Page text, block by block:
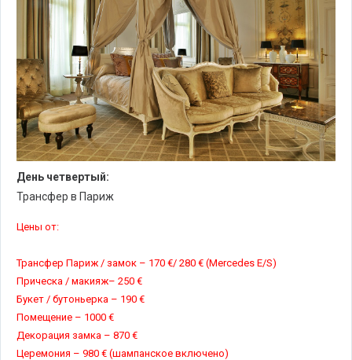
День четвертый:
Трансфер в Париж
Цены от:
Трансфер Париж / замок – 170 €/ 280 € (Mercedes E/S)
Прическа / макияж– 250 €
Букет / бутоньерка – 190 €
Помещение – 1000 €
Декорация замка – 870 €
Церемония – 980 € (шампанское включено)